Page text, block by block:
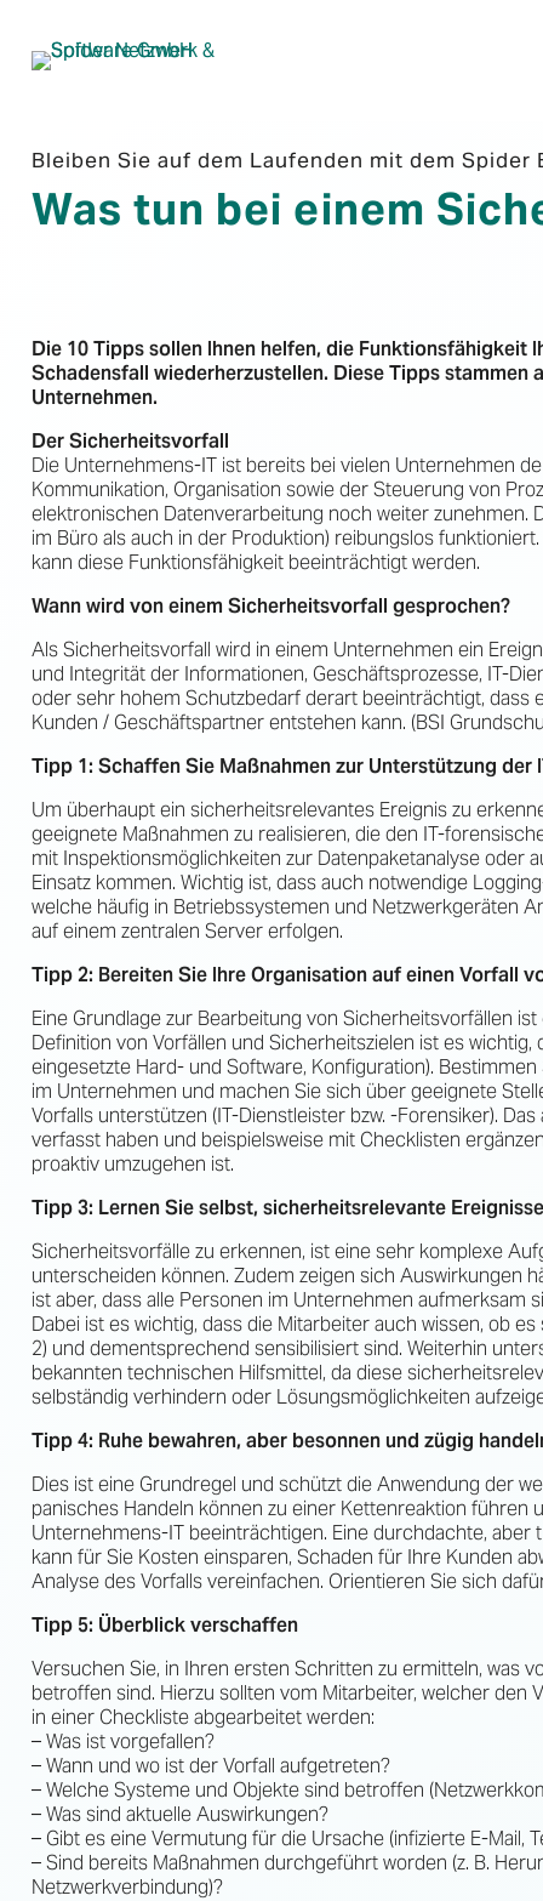
Bleiben Sie auf dem Laufenden mit dem Spider
Was tun bei einem
Die 10 Tipps sollen Ihnen helfen, die Funktionsfähigkeit
Schadensfall wiederherzustellen. Diese Tipps
Unternehmen.
Der Sicherheitsvorfall
Die Unternehmens-IT ist bereits bei vielen Unternehmen
Kommunikation, Organisation sowie der Steuerung von
elektronischen Datenverarbeitung noch weiter zunehmen.
im Büro als auch in der Produktion) reibungslos
kann diese Funktionsfähigkeit beeinträchtigt werden.
Wann wird von einem Sicherheitsvorfall gesprochen?
Als Sicherheitsvorfall wird in einem Unternehmen ein
und Integrität der Informationen, Geschäftsprozesse, IT-
oder sehr hohem Schutzbedarf derart beeinträchtigt,
Kunden / Geschäftspartner entstehen kann. (BSI
Tipp 1: Schaffen Sie Maßnahmen zur Unterstützung der
Um überhaupt ein sicherheitsrelevantes Ereignis zu
geeignete Maßnahmen zu realisieren, die den IT-
mit Inspektionsmöglichkeiten zur Datenpaketanalyse oder
Einsatz kommen. Wichtig ist, dass auch notwendige
welche häufig in Betriebssystemen und Netzwerkgeräten
auf einem zentralen Server erfolgen.
Tipp 2: Bereiten Sie Ihre Organisation auf einen Vorfall
Eine Grundlage zur Bearbeitung von Sicherheitsvorfällen
Definition von Vorfällen und Sicherheitszielen ist es
eingesetzte Hard- und Software, Konfiguration).
im Unternehmen und machen Sie sich über geeignete
Vorfalls unterstützen (IT-Dienstleister bzw. -Forensiker).
verfasst haben und beispielsweise mit Checklisten
proaktiv umzugehen ist.
Tipp 3: Lernen Sie selbst, sicherheitsrelevante
Sicherheitsvorfälle zu erkennen, ist eine sehr komplexe
unterscheiden können. Zudem zeigen sich Auswirkungen
ist aber, dass alle Personen im Unternehmen aufmerksam
Dabei ist es wichtig, dass die Mitarbeiter auch wissen, ob
2) und dementsprechend sensibilisiert sind. Weiterhin
bekannten technischen Hilfsmittel, da diese
selbständig verhindern oder Lösungsmöglichkeiten
Tipp 4: Ruhe bewahren, aber besonnen und zügig
Dies ist eine Grundregel und schützt die Anwendung der
panisches Handeln können zu einer Kettenreaktion führen
Unternehmens-IT beeinträchtigen. Eine durchdachte,
kann für Sie Kosten einsparen, Schaden für Ihre Kunden
Analyse des Vorfalls vereinfachen. Orientieren Sie sich
Tipp 5: Überblick verschaffen
Versuchen Sie, in Ihren ersten Schritten zu ermitteln, was
betroffen sind. Hierzu sollten vom Mitarbeiter, welcher den
in einer Checkliste abgearbeitet werden:
– Was ist vorgefallen?
– Wann und wo ist der Vorfall aufgetreten?
– Welche Systeme und Objekte sind betroffen
– Was sind aktuelle Auswirkungen?
– Gibt es eine Vermutung für die Ursache (infizierte E-Mail,
– Sind bereits Maßnahmen durchgeführt worden (z. B.
Netzwerkverbindung)?